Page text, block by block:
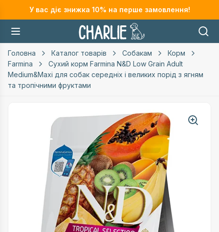
У вас діє знижка 10% на перше замовлення!
Головна Каталог товарів Собакам
Корм
Farmina
Сухий корм Farmina N&D Low Grain Adult
Medium&Maxi для собак середніх і великих порід з ягням
та тропічними фруктами